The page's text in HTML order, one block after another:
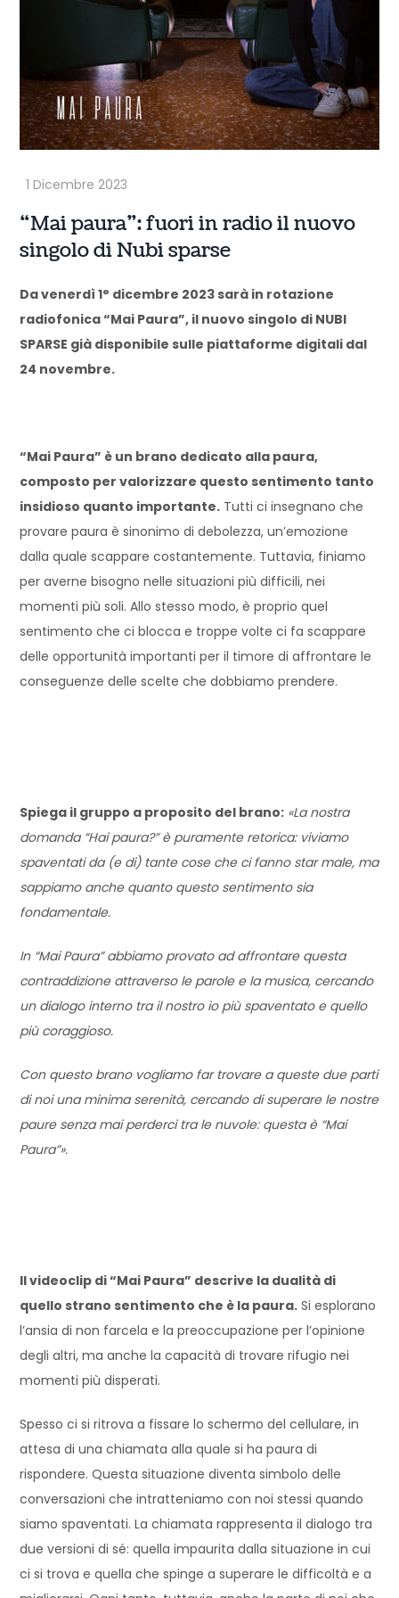
“Mai paura”: fuori in radio il nuovo
singolo di Nubi sparse
Da venerdì 1° dicembre 2023 sarà in rotazione
radiofonica “Mai Paura”, il nuovo singolo di NUBI
SPARSE già disponibile sulle piattaforme digitali dal
24 novembre.
“Mai Paura” è un brano dedicato alla paura,
composto per valorizzare questo sentimento tanto
insidioso quanto importante. Tutti ci insegnano che
provare paura è sinonimo di debolezza, un’emozione
dalla quale scappare costantemente. Tuttavia, finiamo
per averne bisogno nelle situazioni più difficili, nei
momenti più soli. Allo stesso modo, è proprio quel
sentimento che ci blocca e troppe volte ci fa scappare
delle opportunità importanti per il timore di affrontare le
conseguenze delle scelte che dobbiamo prendere.
Spiega il gruppo a proposito del brano: «La nostra
domanda “Hai paura?” è puramente retorica: viviamo
spaventati da (e di) tante cose che ci fanno star male, ma
sappiamo anche quanto questo sentimento sia
fondamentale.
In “Mai Paura” abbiamo provato ad affrontare questa
contraddizione attraverso le parole e la musica, cercando
un dialogo interno tra il nostro io più spaventato e quello
più coraggioso.
Con questo brano vogliamo far trovare a queste due parti
di noi una minima serenità, cercando di superare le nostre
paure senza mai perderci tra le nuvole: questa è “Mai
Paura”».
Il videoclip di “Mai Paura” descrive la dualità di
quello strano sentimento che è la paura. Si esplorano
l’ansia di non farcela e la preoccupazione per l’opinione
degli altri, ma anche la capacità di trovare rifugio nei
momenti più disperati.
Spesso ci si ritrova a fissare lo schermo del cellulare, in
attesa di una chiamata alla quale si ha paura di
rispondere. Questa situazione diventa simbolo delle
conversazioni che intratteniamo con noi stessi quando
siamo spaventati. La chiamata rappresenta il dialogo tra
due versioni di sé: quella impaurita dalla situazione in cui
ci si trova e quella che spinge a superare le difficoltà e a